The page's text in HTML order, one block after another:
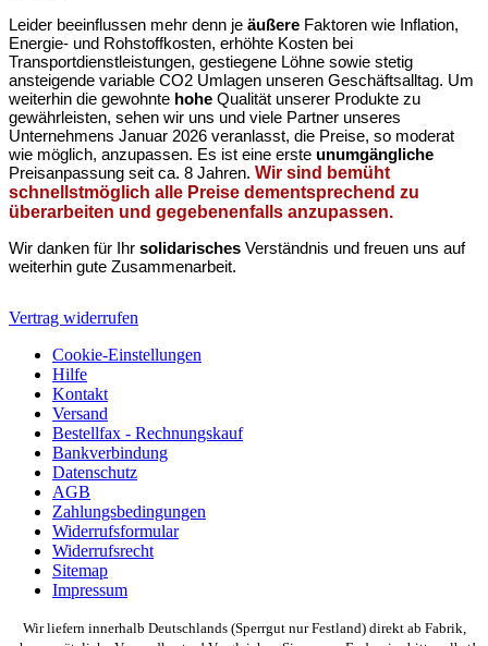
Leider beeinflussen mehr denn je äußere Faktoren wie Inflation,
Energie- und Rohstoffkosten, erhöhte Kosten bei
Transportdienstleistungen, gestiegene Löhne sowie stetig
ansteigende variable CO2 Umlagen unseren Geschäftsalltag. Um
weiterhin die gewohnte hohe Qualität unserer Produkte zu
gewährleisten, sehen wir uns und viele Partner unseres
Unternehmens Januar 2026 veranlasst, die Preise, so moderat
wie möglich, anzupassen. Es ist eine erste unumgängliche
Preisanpassung seit ca. 8 Jahren. Wir sind bemüht
schnellstmöglich alle Preise dementsprechend zu
überarbeiten und gegebenenfalls anzupassen.
Wir danken für Ihr solidarisches Verständnis und freuen uns auf
weiterhin gute Zusammenarbeit.
Vertrag widerrufen
Cookie-Einstellungen
Hilfe
Kontakt
Versand
Bestellfax - Rechnungskauf
Bankverbindung
Datenschutz
AGB
Zahlungsbedingungen
Widerrufsformular
Widerrufsrecht
Sitemap
Impressum
Wir liefern innerhalb Deutschlands (Sperrgut nur Festland) direkt ab Fabrik,